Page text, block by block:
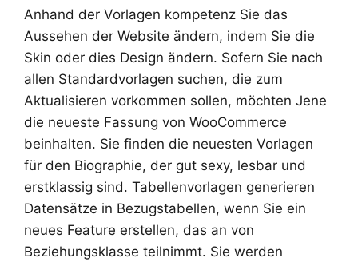
Anhand der Vorlagen kompetenz Sie das
Aussehen der Website ändern, indem Sie die
Skin oder dies Design ändern. Sofern Sie nach
allen Standardvorlagen suchen, die zum
Aktualisieren vorkommen sollen, möchten Jene
die neueste Fassung von WooCommerce
beinhalten. Sie finden die neuesten Vorlagen
für den Biographie, der gut sexy, lesbar und
erstklassig sind. Tabellenvorlagen generieren
Datensätze in Bezugstabellen, wenn Sie ein
neues Feature erstellen, das an von
Beziehungsklasse teilnimmt. Sie werden